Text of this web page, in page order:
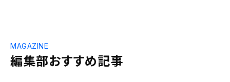
編集部おすすめ記事
MAGAZINE